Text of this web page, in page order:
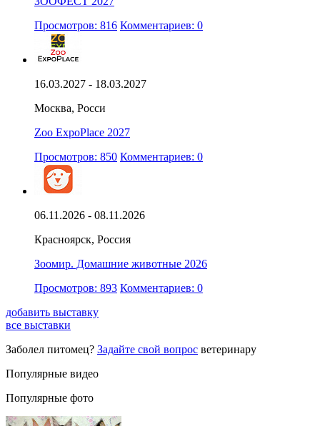
Просмотров: 816 Комментариев: 0
16.03.2027 - 18.03.2027
Москва, Росси
Zoo ExpoPlace 2027
Просмотров: 850 Комментариев: 0
06.11.2026 - 08.11.2026
Красноярск, Россия
Зоомир. Домашние животные 2026
Просмотров: 893 Комментариев: 0
добавить выставку
все выставки
Заболел питомец? Задайте свой вопрос ветеринару
Популярные видео
Популярные фото